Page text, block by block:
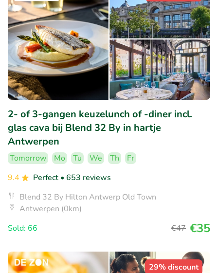
2- of 3-gangen keuzelunch of -diner incl.
glas cava bij Blend 32 By in hartje
Antwerpen
Tomorrow Mo Tu We Th
Fr
9.4
Perfect • 653 reviews
Blend 32 By Hilton Antwerp Old Town
Antwerpen (0km)
Sold: 66
€47 €35
29% discount